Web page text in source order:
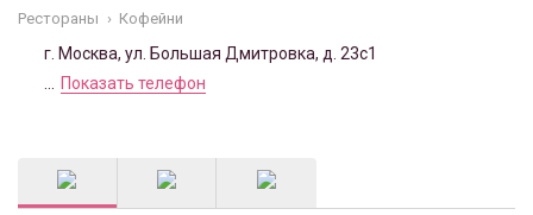
Рестораны › Кофейни
г. Москва, ул. Большая Дмитровка, д. 23с1
Показать телефон